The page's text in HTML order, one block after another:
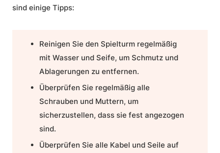
sind einige Tipps:
Reinigen Sie den Spielturm regelmäßig
mit Wasser und Seife, um Schmutz und
Ablagerungen zu entfernen.
Überprüfen Sie regelmäßig alle
Schrauben und Muttern, um
sicherzustellen, dass sie fest angezogen
sind.
Überprüfen Sie alle Kabel und Seile auf